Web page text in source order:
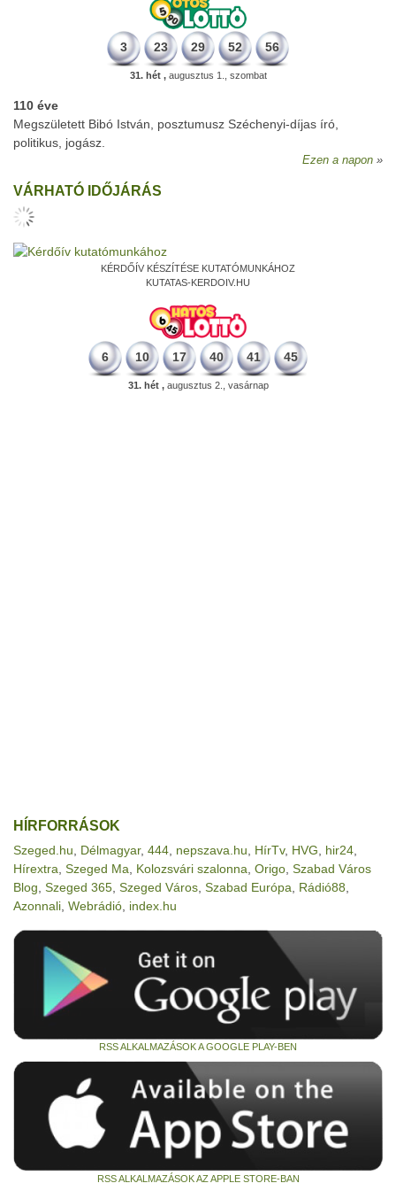
3 23 29 52 56
31. hét ,augusztus 1., szombat
110 éve
Megszületett Bibó István, posztumusz Széchenyi-díjas író,
politikus, jogász.
Ezen a napon
VÁRHATÓ IDŐJÁRÁS
KÉRDŐÍV KÉSZÍTÉSE KUTATÓMUNKÁHOZ
KUTATAS-KERDOIV.HU
6 10 17 40 41 45
31. hét ,augusztus 2., vasárnap
HÍRFORRÁSOK
Szeged.hu Délmagyar, 444 nepszava.hu HírTv, HVG hir24
Hírextra Szeged Ma Kolozsvári szalonna Origo Szabad Város
Blog Szeged 365 Szeged Város Szabad Európa Rádió88
Azonnali Webrádió index.hu
RSS ALKALMAZÁSOK A GOOGLE PLAY-BEN
RSS ALKALMAZÁSOK AZ APPLE STORE-BAN